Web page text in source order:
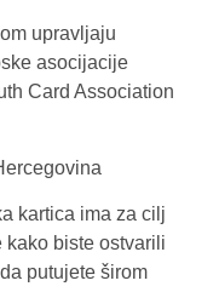
upravljaju
asocijacije
Card Association
kartica ima za cilj
biste ostvarili
putujete širom